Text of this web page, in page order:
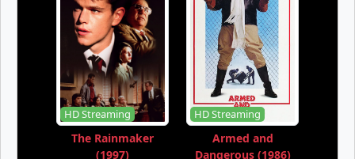
HD Streaming
The Rainmaker
(1997)
HD Streaming
Armed and
Dangerous (1986)